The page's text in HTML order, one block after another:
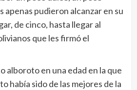
apenas pudieron alcanzar en su
de cinco, hasta llegar al
que les firmó el
alboroto en una edad en la que
había sido de las mejores de la